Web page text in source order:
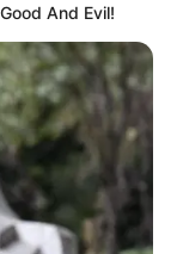
And Evil!